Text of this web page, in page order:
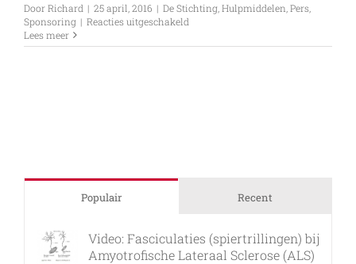
DoorRichard | 25 april, 2016 | De Stichting Hulpmiddelen Pers
Sponsoring | Reacties uitgeschakeld
Casino
Lees meer
Populair Recent
Video: Fasciculaties (spiertrillingen) bij
Amyotrofische Lateraal Sclerose (ALS)